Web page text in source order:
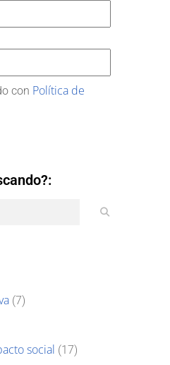
con Política de
(7)
social (17)